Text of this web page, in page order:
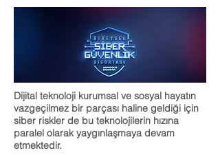
Dijital teknoloji kurumsal ve sosyal hayatın
vazgeçilmez bir parçası haline geldiği için
siber riskler de bu teknolojilerin hızına
paralel olarak yaygınlaşmaya devam
etmektedir.